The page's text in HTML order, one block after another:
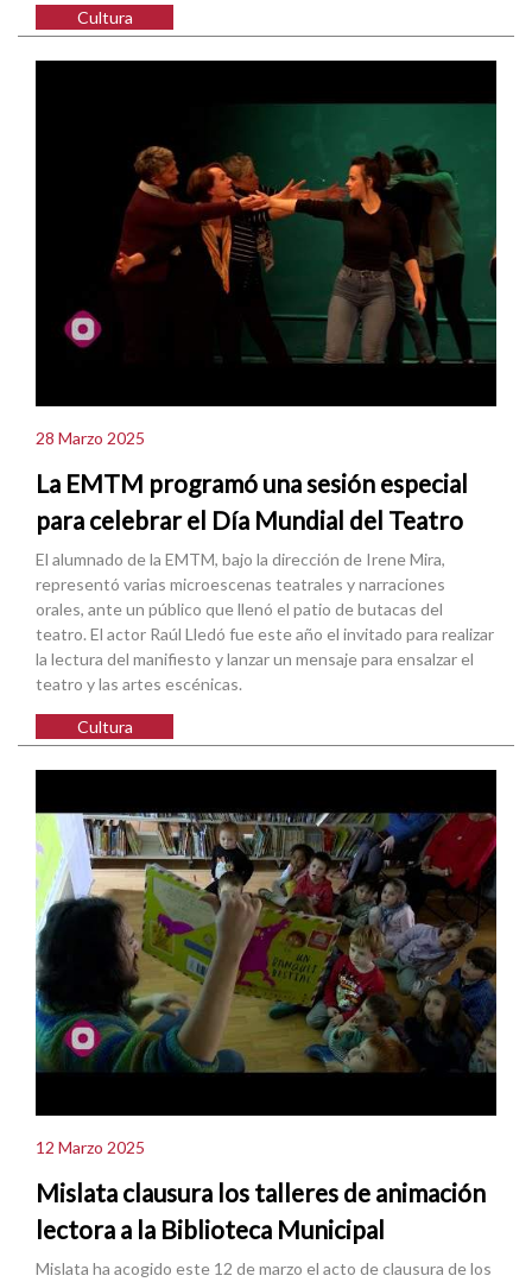
Cultura
28 Marzo 2025
La EMTM programó una sesión especial
para celebrar el Día Mundial del Teatro
El alumnado de la EMTM, bajo la dirección de Irene Mira,
representó varias microescenas teatrales y narraciones
orales, ante un público que llenó el patio de butacas del
teatro. El actor Raúl Lledó fue este año el invitado para realizar
la lectura del manifiesto y lanzar un mensaje para ensalzar el
teatro y las artes escénicas.
Cultura
12 Marzo 2025
Mislata clausura los talleres de animación
lectora a la Biblioteca Municipal
Mislata ha acogido este 12 de marzo el acto de clausura de los